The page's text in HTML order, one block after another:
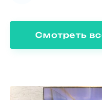
Смотреть